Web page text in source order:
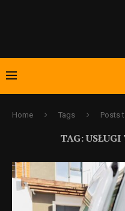
Home Tags Posts
TAG: